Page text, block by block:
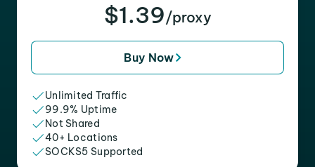
$1.39/proxy
Buy Now
Unlimited Traffic
99.9% Uptime
Not Shared
40+ Locations
SOCKS5 Supported